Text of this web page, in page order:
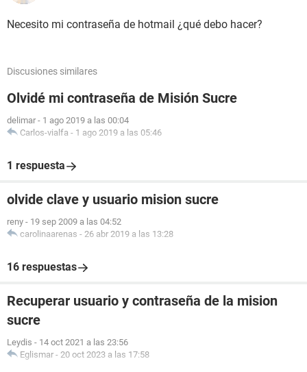
Necesito mi contraseña de hotmail ¿qué debo hacer?
Discusiones similares
Olvidé mi contraseña de Misión Sucre
delimar - 1 ago 2019 a las 00:04
Carlos-vialfa - 1 ago 2019 a las 05:46
1 respuesta
olvide clave y usuario mision sucre
reny - 19 sep 2009 a las 04:52
carolinaarenas - 26 abr 2019 a las 13:28
16 respuestas
Recuperar usuario y contraseña de la mision
sucre
Leydis - 14 oct 2021 a las 23:56
Eglismar - 20 oct 2023 a las 17:58